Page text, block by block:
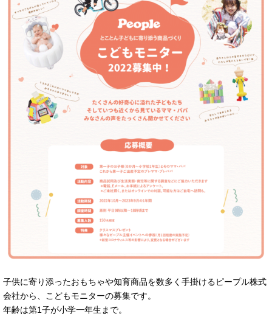
子供に寄り添ったおもちゃや知育商品を数多く手掛けるピープル株式
会社から、こどもモニターの募集です。
年齢は第1子が小学一年生まで。